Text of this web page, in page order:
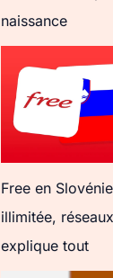
naissance
Free en
illimitée,
explique tout